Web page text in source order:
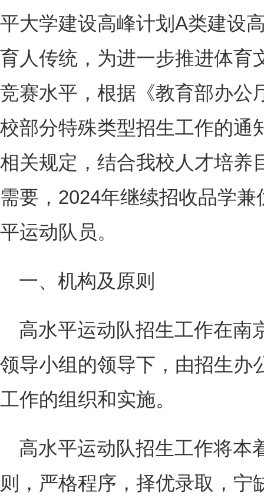
平大学建设高峰计划A类建设
育人传统，为进一步推进体育
竞赛水平，根据《教育部办公
校部分特殊类型招生工作的通
相关规定，结合我校人才培养
需要，2024年继续招收品学
平运动队员。
一、机构及原则
高水平运动队招生工作在南
领导小组的领导下，由招生办
工作的组织和实施。
高水平运动队招生工作将本
则，严格程序，择优录取，宁